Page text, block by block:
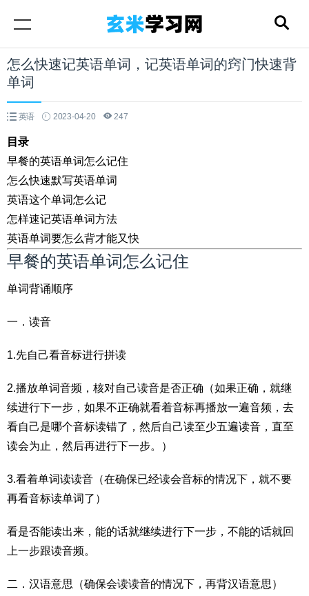
怎么快速记英语单词，记英语单词的窍门快速背
单词
英语 2023-04-20 247
目录
早餐的英语单词怎么记住
怎么快速默写英语单词
英语这个单词怎么记
怎样速记英语单词方法
英语单词要怎么背才能又快
早餐的英语单词怎么记住
单词背诵顺序
一．读音
1.先自己看音标进行拼读
2.播放单词音频，核对自己读音是否正确（如果正确，就继
续进行下一步，如果不正确就看着音标再播放一遍音频，去
看自己是哪个音标读错了，然后自己读至少五遍读音，直至
读会为止，然后再进行下一步。）
3.看着单词读读音（在确保已经读会音标的情况下，就不要
再看音标读单词了）
看是否能读出来，能的话就继续进行下一步，不能的话就回
上一步跟读音频。
二．汉语意思（确保会读读音的情况下，再背汉语意思）